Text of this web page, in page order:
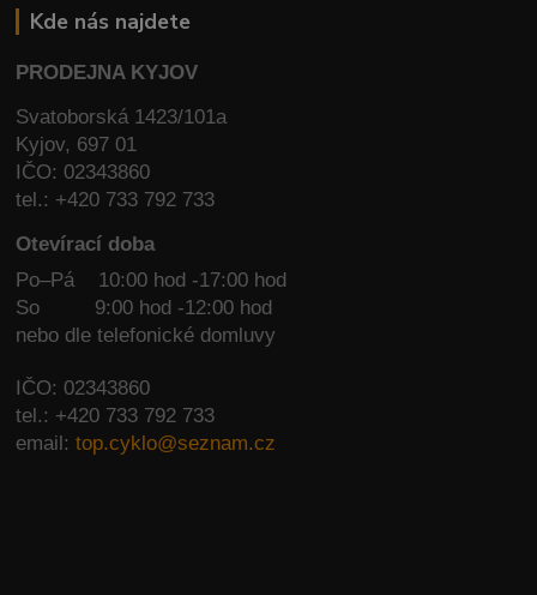
Kde nás najdete
PRODEJNA KYJOV
Svatoborská 1423/101a
Kyjov, 697 01
IČO: 02343860
tel.: +420 733 792 733
Otevírací doba
Po–Pá 10:00 hod -17:00 hod
So
9:00 hod -12:00 hod
nebo dle telefonické domluvy
IČO: 02343860
tel.: +420 733 792 733
email:top.cyklo@seznam.cz